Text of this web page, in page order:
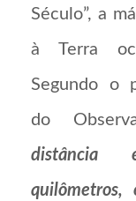
Século”, a
à Terra
Segundo o
do
distância
quilômetros,